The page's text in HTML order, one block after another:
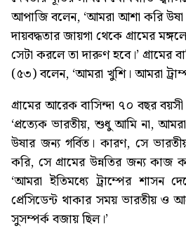
আপাজি বলেন, ‘আমরা আশা করি উষা
দায়বদ্ধতার জায়গা থেকে গ্রামের
সেটা করলে তা দারুণ হবে।’ গ্রামের
(৫৩) বলেন, ‘আমরা খুশি। আমরা
গ্রামের আরেক বাসিন্দা ৭০ বছর
‘প্রত্যেক ভারতীয়, শুধু আমি না,
উষার জন্য গর্বিত। কারণ, সে
করি, সে গ্রামের উন্নতির জন্য কাজ
‘আমরা ইতিমধ্যে ট্রাম্পের শাসন
প্রেসিডেন্ট থাকার সময় ভারতীয় ও
সুসম্পর্ক বজায় ছিল।’